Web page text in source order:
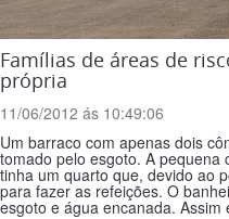
Famílias de áreas de
própria
11/06/2012 ás 10:49:06
Um barraco com apenas dois
tomado pelo esgoto. A pequena
tinha um quarto que, devido ao
para fazer as refeições. O
esgoto e água encanada. Assim